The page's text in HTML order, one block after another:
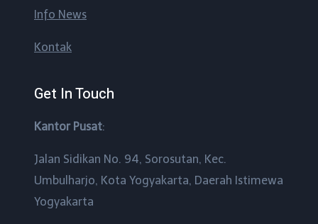
Info News
Kontak
Get In Touch
Kantor Pusat:
Jalan Sidikan No. 94, Sorosutan, Kec.
Umbulharjo, Kota Yogyakarta, Daerah Istimewa
Yogyakarta